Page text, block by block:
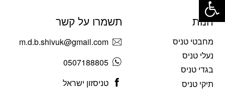
חנות
מחבטי טניס
נעלי טניס
בגדי טניס
תיקי טניס
תשמרו על קשר
m.d.b.shivuk@gmail.com
0507188805
טניסזון ישראל